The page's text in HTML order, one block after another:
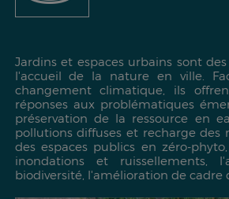
Jardins et espaces urbains sont
l'accueil de la nature en ville.
changement climatique, ils
réponses aux problématiques
préservation de la ressource en
pollutions diffuses et recharge des
des espaces publics en zéro-
inondations et ruissellements,
biodiversité, l'amélioration de cadre